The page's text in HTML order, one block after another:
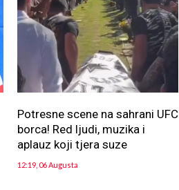
Potresne scene na sahrani UFC
borca! Red ljudi, muzika i
aplauz koji tjera suze
12:19, 06 Augusta